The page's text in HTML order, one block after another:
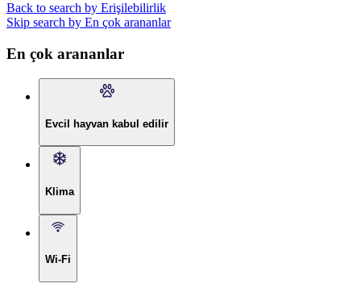
Back to search by Erişilebilirlik
Skip search by En çok arananlar
En çok arananlar
Evcil hayvan kabul edilir
Klima
Wi-Fi